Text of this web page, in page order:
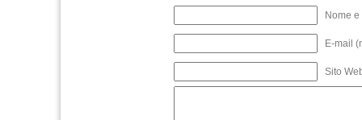
Nome
E-mail
Sito